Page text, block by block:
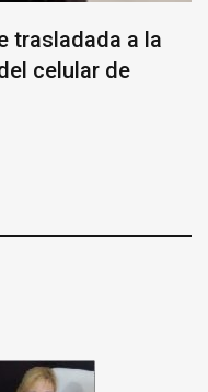
trasladada a la
celular de